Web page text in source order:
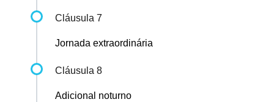
Cláusula 7
Jornada extraordinária
Cláusula 8
Adicional noturno